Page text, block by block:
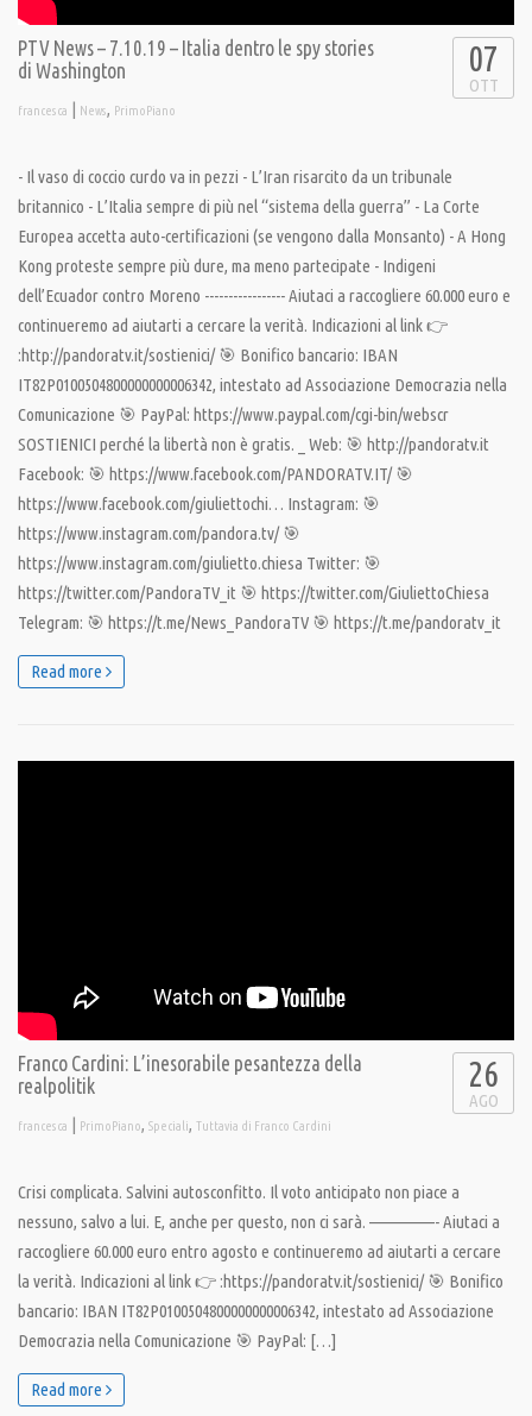
PTV News – 7.10.19 – Italia dentro le spy stories
di Washington
francesca | News, PrimoPiano
07
OTT
- Il vaso di coccio curdo va in pezzi - L’Iran risarcito da un tribunale
britannico - L’Italia sempre di più nel “sistema della guerra” - La Corte
Europea accetta auto-certificazioni (se vengono dalla Monsanto) - A Hong
Kong proteste sempre più dure, ma meno partecipate - Indigeni
dell’Ecuador contro Moreno ----------------- Aiutaci a raccogliere 60.000 euro e
continueremo ad aiutarti a cercare la verità. Indicazioni al link 👉
:http://pandoratv.it/sostienici/ 🎯 Bonifico bancario: IBAN
IT82P0100504800000000006342, intestato ad Associazione Democrazia nella
Comunicazione 🎯 PayPal: https://www.paypal.com/cgi-bin/webscr
SOSTIENICI perché la libertà non è gratis. _ Web: 🎯 http://pandoratv.it
Facebook: 🎯 https://www.facebook.com/PANDORATV.IT/ 🎯
https://www.facebook.com/giuliettochi… Instagram: 🎯
https://www.instagram.com/pandora.tv/ 🎯
https://www.instagram.com/giulietto.chiesa Twitter: 🎯
https://twitter.com/PandoraTV_it 🎯 https://twitter.com/GiuliettoChiesa
Telegram: 🎯 https://t.me/News_PandoraTV 🎯 https://t.me/pandoratv_it
Read more
Franco Cardini: L’inesorabile pesantezza della
realpolitik
francesca | PrimoPiano, Speciali, Tuttavia di Franco Cardini
26
AGO
Crisi complicata. Salvini autosconfitto. Il voto anticipato non piace a
nessuno, salvo a lui. E, anche per questo, non ci sarà. —————- Aiutaci a
raccogliere 60.000 euro entro agosto e continueremo ad aiutarti a cercare
la verità. Indicazioni al link 👉 :https://pandoratv.it/sostienici/ 🎯 Bonifico
bancario: IBAN IT82P0100504800000000006342, intestato ad Associazione
Democrazia nella Comunicazione 🎯 PayPal: […]
Read more